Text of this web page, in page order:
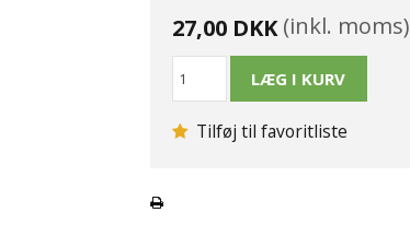
27,00 DKK(inkl. moms)
Tilføj til favoritliste